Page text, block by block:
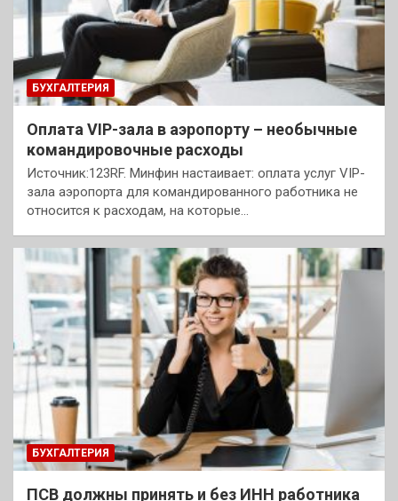
БУХГАЛТЕРИЯ
Оплата VIP-зала в аэропорту – необычные
командировочные расходы
Источник:123RF. Минфин настаивает: оплата услуг VIP-
зала аэропорта для командированного работника не
относится к расходам, на которые…
БУХГАЛТЕРИЯ
ПСВ должны принять и без ИНН работника